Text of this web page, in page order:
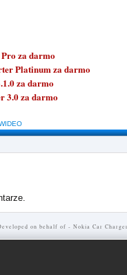
za darmo
Platinum za darmo
za darmo
3.0 za darmo
on behalf of - Nokia Car